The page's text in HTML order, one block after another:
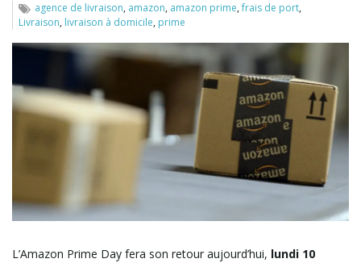
r
l
agence de livraison, amazon, amazon prime,frais de port,
Livraison, livraison à domicile, prime
L’Amazon Prime Day fera son retour aujourd’hui, lundi 10